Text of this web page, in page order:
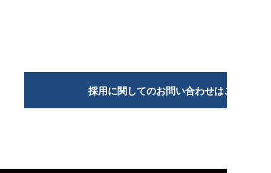
採用に関してのお問い合わせはこちら